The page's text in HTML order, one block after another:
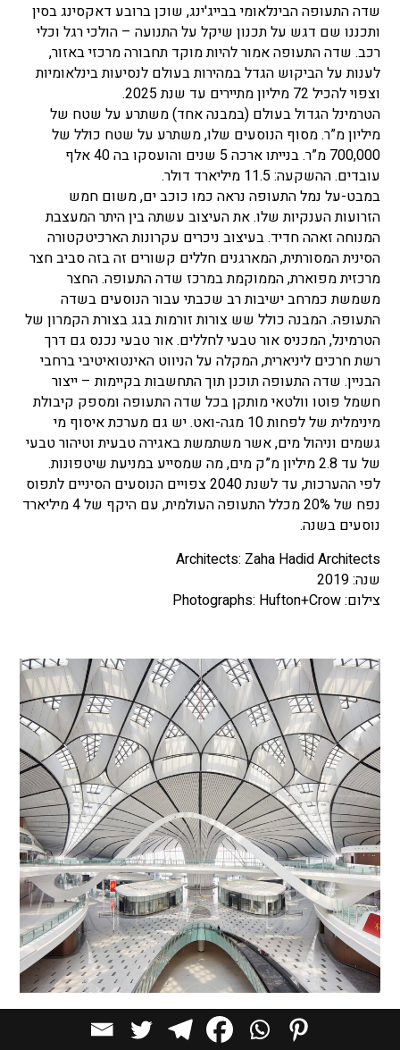
שדה התעופה הבינלאומי בבייג'ינג, שוכן ברובע דאקסינג בסין
ותכננו שם דגש על תכנון שיקל על התנועה – הולכי רגל וכלי
רכב. שדה התעופה אמור להיות מוקד תחבורה מרכזי באזור,
לענות על הביקוש הגדל במהירות בעולם לנסיעות בינלאומיות
וצפוי להכיל 72 מיליון מתיירים עד שנת 2025.
הטרמינל הגדול בעולם (במבנה אחד) משתרע על שטח של
מיליון מ”ר. מסוף הנוסעים שלו, משתרע על שטח כולל של
700,000 מ”ר. בנייתו ארכה 5 שנים והועסקו בה 40 אלף
עובדים. ההשקעה: 11.5 מיליארד דולר.
במבט-על נמל התעופה נראה כמו כוכב ים, משום חמש
הזרועות הענקיות שלו. את העיצוב עשתה בין היתר המעצבת
המנוחה זאהה חדיד. בעיצוב ניכרים עקרונות הארכיטקטורה
הסינית המסורתית, המארגנים חללים קשורים זה בזה סביב חצר
מרכזית מפוארת, הממוקמת במרכז שדה התעופה. החצר
משמשת כמרחב ישיבות רב שכבתי עבור הנוסעים בשדה
התעופה. המבנה כולל שש צורות זורמות בגג בצורת הקמרון של
הטרמינל, המכניס אור טבעי לחללים. אור טבעי נכנס גם דרך
רשת חרכים ליניארית, המקלה על הניווט האינטואיטיבי ברחבי
הבניין. שדה התעופה תוכנן תוך התחשבות בקיימות – ייצור
חשמל פוטו וולטאי מותקן בכל שדה התעופה ומספק קיבולת
מינימלית של לפחות 10 מגה-ואט. יש גם מערכת איסוף מי
גשמים וניהול מים, אשר משתמשת באגירה טבעית וטיהור טבעי
של עד 2.8 מיליון מ”ק מים, מה שמסייע במניעת שיטפונות.
לפי ההערכות, עד לשנת 2040 צפויים הנוסעים הסיניים לתפוס
נפח של 20% מכלל התעופה העולמית, עם היקף של 4 מיליארד
נוסעים בשנה.
Architects: Zaha Hadid Architects
שנה: 2019
צילום: Photographs: Hufton+Crow